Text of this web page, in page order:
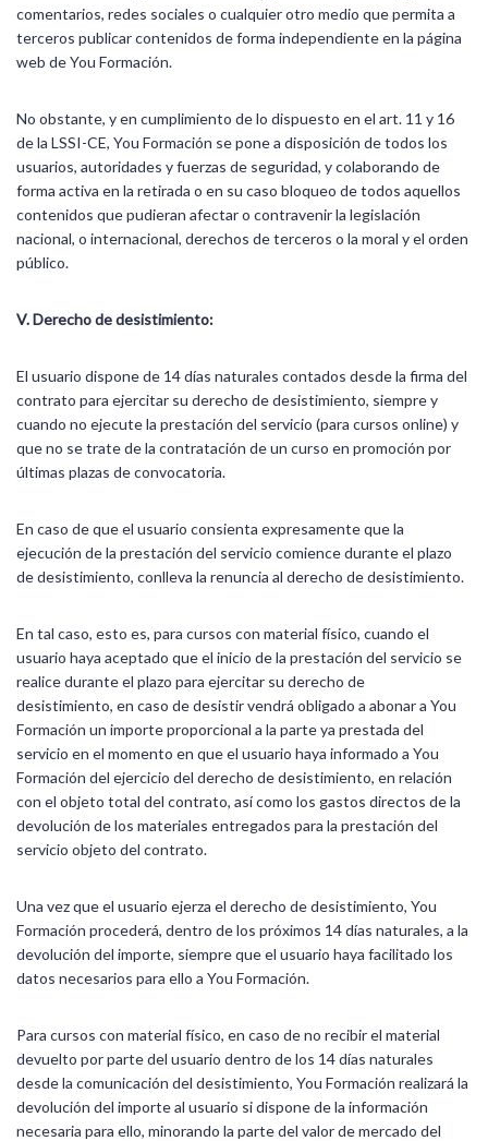
comentarios, redes sociales o cualquier otro medio que permita a
terceros publicar contenidos de forma independiente en la página
web de You Formación.
No obstante, y en cumplimiento de lo dispuesto en el art. 11 y 16
de la LSSI-CE, You Formación se pone a disposición de todos los
usuarios, autoridades y fuerzas de seguridad, y colaborando de
forma activa en la retirada o en su caso bloqueo de todos aquellos
contenidos que pudieran afectar o contravenir la legislación
nacional, o internacional, derechos de terceros o la moral y el orden
público.
V. Derecho de desistimiento:
El usuario dispone de 14 días naturales contados desde la firma del
contrato para ejercitar su derecho de desistimiento, siempre y
cuando no ejecute la prestación del servicio (para cursos online) y
que no se trate de la contratación de un curso en promoción por
últimas plazas de convocatoria.
En caso de que el usuario consienta expresamente que la
ejecución de la prestación del servicio comience durante el plazo
de desistimiento, conlleva la renuncia al derecho de desistimiento.
En tal caso, esto es, para cursos con material físico, cuando el
usuario haya aceptado que el inicio de la prestación del servicio se
realice durante el plazo para ejercitar su derecho de
desistimiento, en caso de desistir vendrá obligado a abonar a You
Formación un importe proporcional a la parte ya prestada del
servicio en el momento en que el usuario haya informado a You
Formación del ejercicio del derecho de desistimiento, en relación
con el objeto total del contrato, así como los gastos directos de la
devolución de los materiales entregados para la prestación del
servicio objeto del contrato.
Una vez que el usuario ejerza el derecho de desistimiento, You
Formación procederá, dentro de los próximos 14 días naturales, a la
devolución del importe, siempre que el usuario haya facilitado los
datos necesarios para ello a You Formación.
Para cursos con material físico, en caso de no recibir el material
devuelto por parte del usuario dentro de los 14 días naturales
desde la comunicación del desistimiento, You Formación realizará la
devolución del importe al usuario si dispone de la información
necesaria para ello, minorando la parte del valor de mercado del